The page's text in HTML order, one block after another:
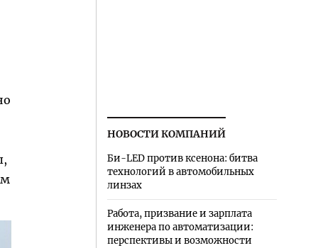
НОВОСТИ КОМПАНИЙ
Би-LED против ксенона: битва
технологий в автомобильных
линзах
Работа, призвание и зарплата
инженера по автоматизации:
перспективы и возможности